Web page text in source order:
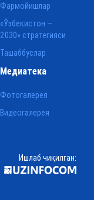
Фармойишлар
«Ўзбекистон —
2030» стратегияси
Ташаббуслар
Медиатека
Фотогалерея
Видеогалерея
Ишлаб чиқилган: